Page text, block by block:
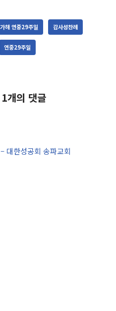
가해 연중29주일 감사성찬례
연중29주일
개의 댓글
대한성공회 송파교회